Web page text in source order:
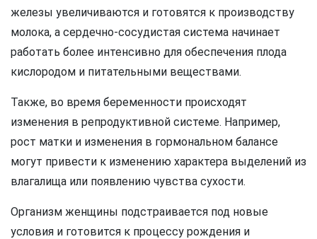
железы увеличиваются и готовятся к производству
молока, а сердечно-сосудистая система начинает
работать более интенсивно для обеспечения плода
кислородом и питательными веществами.
Также, во время беременности происходят
изменения в репродуктивной системе. Например,
рост матки и изменения в гормональном балансе
могут привести к изменению характера выделений из
влагалища или появлению чувства сухости.
Организм женщины подстраивается под новые
условия и готовится к процессу рождения и